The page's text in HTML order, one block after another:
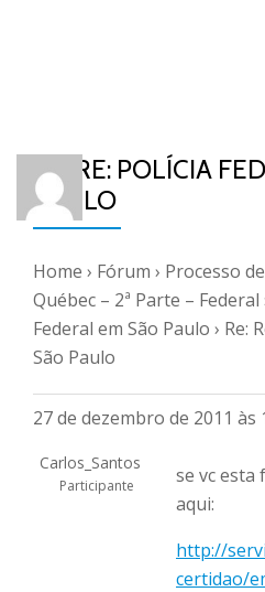
RE: RE: POLÍCIA
PAULO
Home › Fórum › Processo
Québec – 2ª Parte – Federal
Federal em São Paulo › Re:
São Paulo
27 de dezembro de 2011 às
Carlos_Santos
Participante
se vc esta
aqui:
http://
certidao/